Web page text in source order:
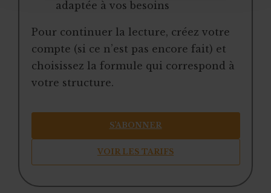
adaptée à vos besoins
Pour continuer la lecture, créez votre
compte (si ce n’est pas encore fait) et
choisissez la formule qui correspond à
votre structure.
S’ABONNER
VOIR LES TARIFS